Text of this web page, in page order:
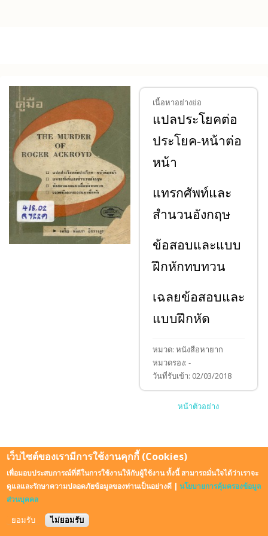
เนื้อหาอย่างย่อ
แปลประโยคต่อ
ประโยค-หน้าต่อ
หน้า
แทรกศัพท์และ
สำนวนอังกฤษ
ข้อสอบและแบบ
ฝึกหักทบทวน
เฉลยข้อสอบและ
แบบฝึกหัด
หมวด: หนังสือหายาก
หมวดรอง: -
วันที่รับเข้า: 02/03/2018
หน้าตัวอย่าง
เว็บไซต์ของเรามีการใช้งานคุกกี้ (Cookies)
เพื่อมอบประสบการณ์ที่ดีในการใช้งานให้กับผู้ใช้งาน ทั้งนี้ สามารถมั่นใจได้ว่าเราจะ
ดูแลและรักษาความปลอดภัยข้อมูลของท่านเป็นอย่างดี |นโยบายการคุ้มครองข้อมูล
ส่วนบุคคล
ยอมรับ ไม่ยอมรับ